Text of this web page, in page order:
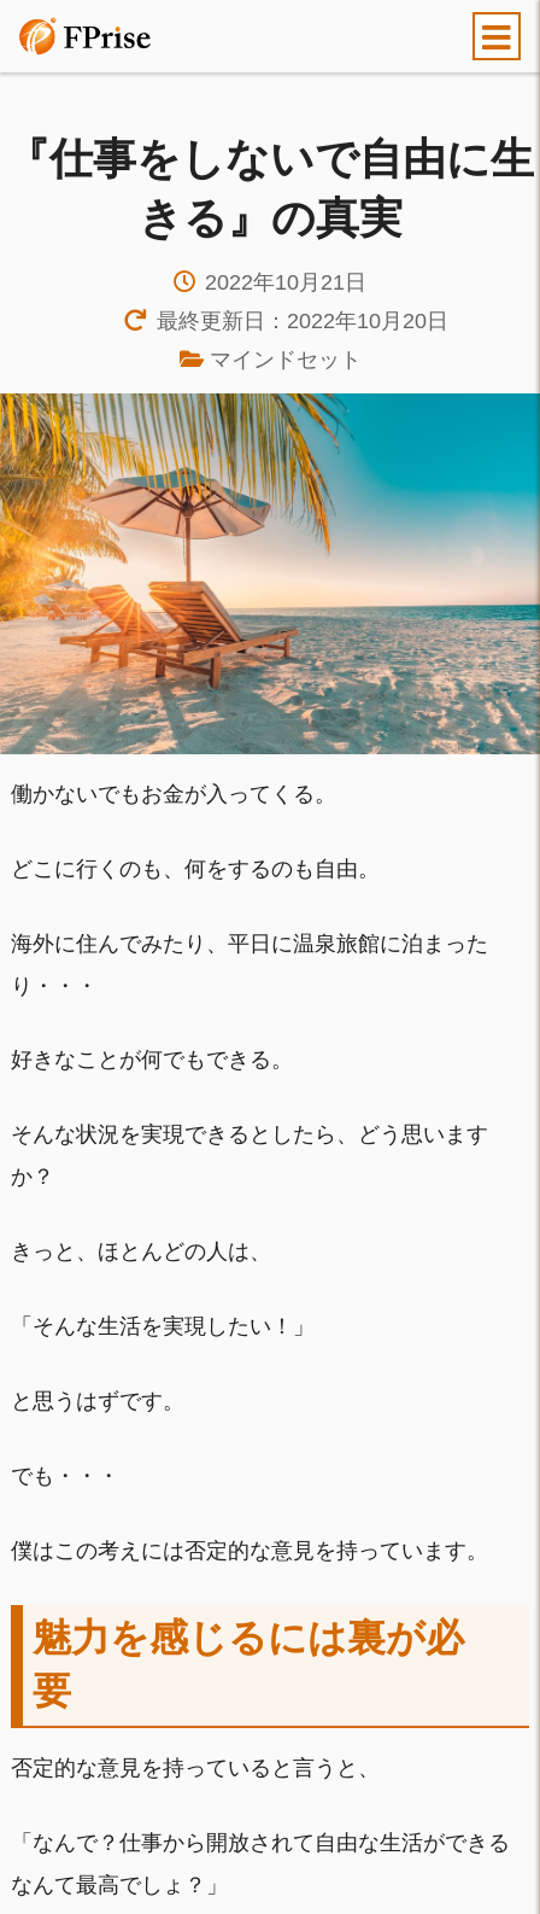
『仕事をしないで自由に生
きる』の真実
2022年10月21日
最終更新日：2022年10月20日
マインドセット
働かないでもお金が入ってくる。
どこに行くのも、何をするのも自由。
海外に住んでみたり、平日に温泉旅館に泊まった
り・・・
好きなことが何でもできる。
そんな状況を実現できるとしたら、どう思います
か？
きっと、ほとんどの人は、
「そんな生活を実現したい！」
と思うはずです。
でも・・・
僕はこの考えには否定的な意見を持っています。
魅力を感じるには裏が必
要
否定的な意見を持っていると言うと、
「なんで？仕事から開放されて自由な生活ができる
なんて最高でしょ？」